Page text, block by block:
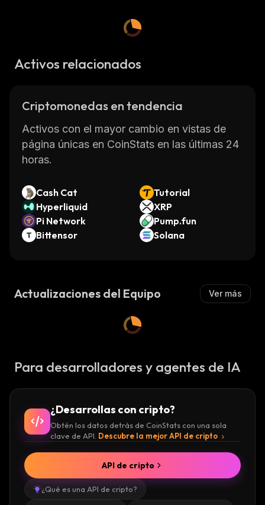
Activos relacionados
Criptomonedas en tendencia
Activos con el mayor cambio en vistas de
página únicas en CoinStats en las últimas 24
horas.
Cash Cat
Tutorial
Hyperliquid
XRP
Pi Network
Pump.fun
Bittensor
Solana
Actualizaciones del Equipo Ver más
Para desarrolladores y agentes de IA
¿Desarrollas con cripto?
Obtén los datos detrás de CoinStats con una sola
clave de API. Descubre la mejor API de cripto
¿Qué es una API de cripto?
API de cripto